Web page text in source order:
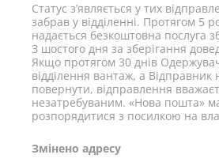
Статус з’являється у тих
забрав у відділенні. Протягом 5
надається безкоштовна послуга
З шостого дня за зберігання
Якщо протягом 30 днів
відділення вантаж, а Відправник
повернути, відправлення
незатребуваним. «Нова пошта»
розпорядитися з посилкою на
Змінено адресу